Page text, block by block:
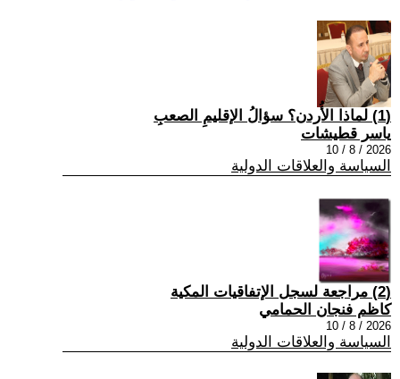
(1) لماذا الأُردن؟ سؤالُ الإقليمِ الصعبِ
ياسر قطيشات
2026 / 8 / 10
السياسة والعلاقات الدولية
(2) مراجعة لسجل الإتفاقيات المكية
كاظم فنجان الحمامي
2026 / 8 / 10
السياسة والعلاقات الدولية